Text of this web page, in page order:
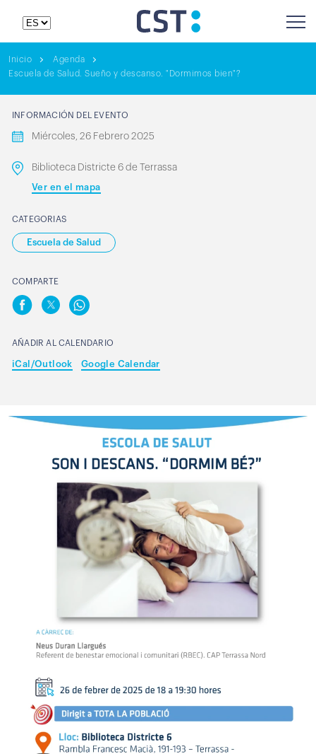
Inicio
Agenda
Escuela de Salud. Sueño y descanso. "Dormimos bien"?
INFORMACIÓN DEL EVENTO
Miércoles, 26 Febrero 2025
Biblioteca Districte 6 de Terrassa
Ver en el mapa
CATEGORIAS
Escuela de Salud
COMPARTE
AÑADIR AL CALENDARIO
iCal/Outlook Google Calendar